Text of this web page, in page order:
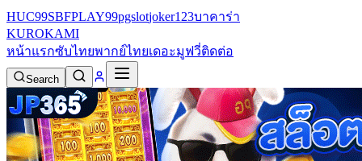
HUC99SBFPLAY99pgslotjoker123บาคาร่า
KUROKAMI
หน้าแรกซับไทยพากย์ไทยเดอะมูฟวี่ติดต่อ
Search